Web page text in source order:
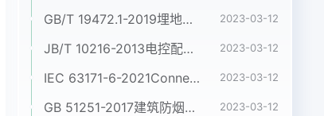
GB/T 19472.1-2019埋地用聚乙烯(PE)结构壁管道系统 第1部分:聚乙烯双壁波纹管材 2023-03-12
JB/T 10216-2013电控配电用电缆桥架 2023-03-12
IEC 63171-6-2021Connectors for electrical and electronic equipment - Part 6: Detail specification for 2-way and 4-way (data/power), shielded, free and fixed connectors for power and data transmission with frequencies up to 600 MHz 2023-03-12
GB 51251-2017建筑防烟排烟系统技术标准 2023-03-12